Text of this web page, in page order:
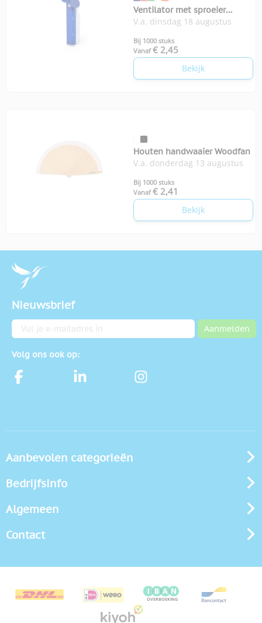
Ventilator met sproeier
Hendry
V.a. dinsdag 18 augustus
Bij 1000 stuks
Vanaf € 2,45
Bekijk
Houten handwaaier Woodfan
V.a. donderdag 13 augustus
Bij 1000 stuks
Vanaf € 2,41
Bekijk
Nieuwsbrief
E-mailadres Aanmelden
Volg ons ook op:
Aanbevolen categorieën
Bedrijfsinfo
Algemeen
Contact